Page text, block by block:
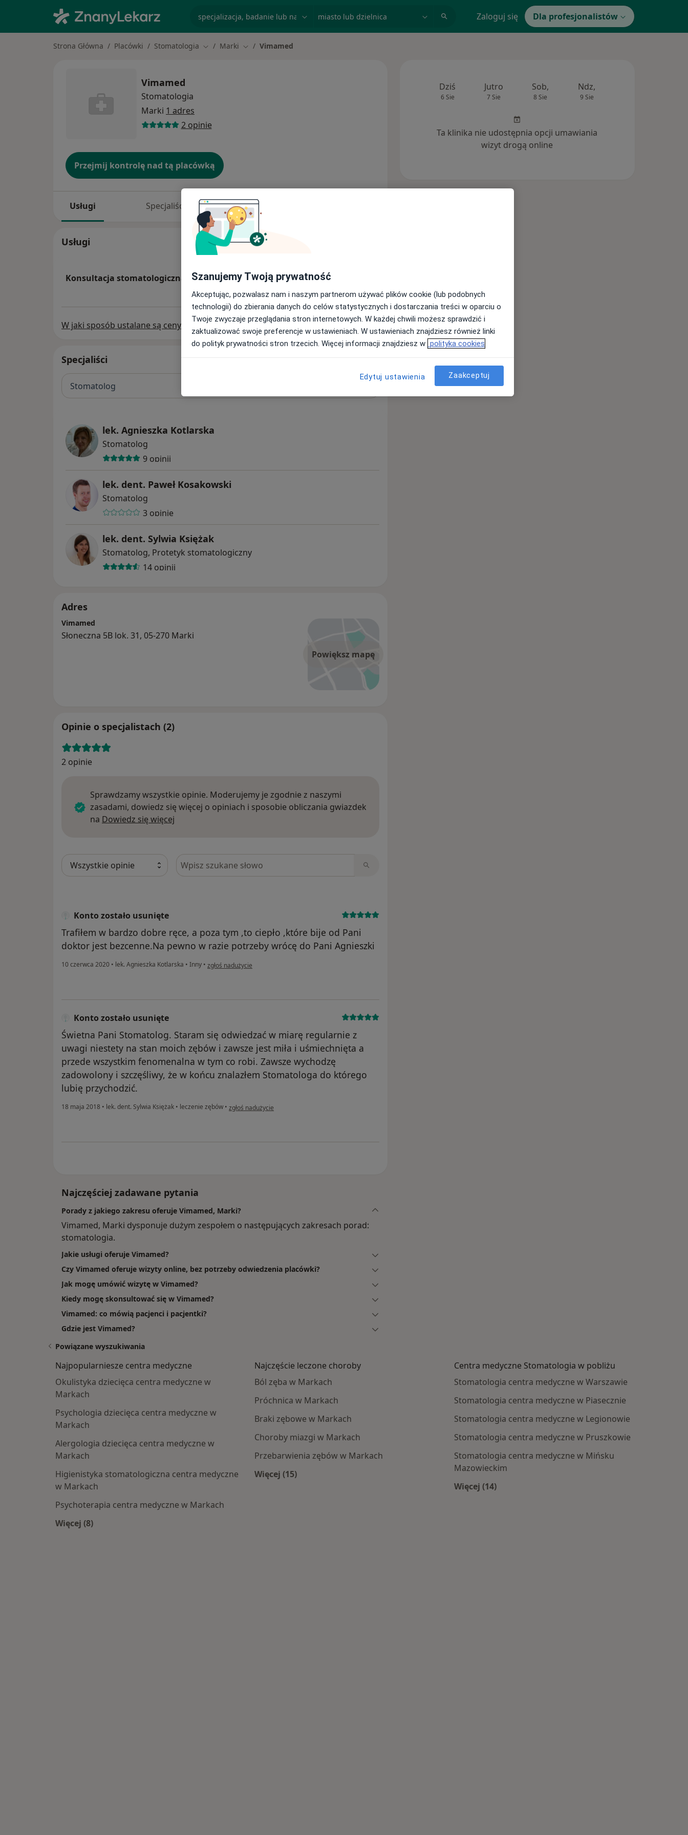
Zaloguj się Dla profesjonalistów
Strona Główna Placówki Stomatologia Zmień miasto
Marki Zmień miasto
Vimamed
Vimamed
Stomatologia
Marki 1 adres
2 opinie
Przejmij kontrolę nad tą placówką
Usługi Specjaliści Adresy
Usługi
Konsultacja stomatologiczna
W jaki sposób ustalane są ceny?
Specjaliści
Stomatolog
lek. Agnieszka Kotlarska
Stomatolog
9 opinii
lek. dent. Paweł Kosakowski
Stomatolog
3 opinie
lek. dent. Sylwia Księżak
Stomatolog, Protetyk stomatologiczny
14 opinii
Adres
Powiększ mapę
Vimamed
Słoneczna 5B lok. 31, 05-270 Marki
Opinie o specjalistach (2)
2 opinie
Sprawdzamy wszystkie opinie. Moderujemy je zgodnie z naszymi
zasadami, dowiedz się więcej o opiniach i sposobie obliczania gwiazdek
na Dowiedz się więcej
Szukaj w opiniach
Konto zostało usunięte
Trafiłem w bardzo dobre ręce, a poza tym ,to ciepło ,które bije od Pani
doktor jest bezcenne.Na pewno w razie potrzeby wrócę do Pani Agnieszki
10 czerwca 2020 • lek. Agnieszka Kotlarska • Inny • w opinii użytkownika Konto zostało usunięte
zgłoś nadużycie
Konto zostało usunięte
Świetna Pani Stomatolog. Staram się odwiedzać w miarę regularnie z
uwagi niestety na stan moich zębów i zawsze jest miła i uśmiechnięta a
przede wszystkim fenomenalna w tym co robi. Zawsze wychodzę
zadowolony i szczęśliwy, że w końcu znalazłem Stomatologa do którego
lubię przychodzić.
18 maja 2018 • lek. dent. Sylwia Księżak • leczenie zębów • w opinii użytkownika Konto zostało usunięte
zgłoś nadużycie
Najczęściej zadawane pytania
Porady z jakiego zakresu oferuje Vimamed, Marki?
Vimamed, Marki dysponuje dużym zespołem o następujących zakresach porad:
stomatologia.
Jakie usługi oferuje Vimamed?
Czy Vimamed oferuje wizyty online, bez potrzeby odwiedzenia placówki?
Jak mogę umówić wizytę w Vimamed?
Kiedy mogę skonsultować się w Vimamed?
Vimamed: co mówią pacjenci i pacjentki?
Gdzie jest Vimamed?
Dziś
6 Sie
Jutro
7 Sie
Sob,
8 Sie
Ndz,
9 Sie
Ta klinika nie udostępnia opcji umawiania
wizyt drogą online
Powiązane wyszukiwania
Najpopularniesze centra medyczne
Okulistyka dziecięca centra medyczne w
Markach
Psychologia dziecięca centra medyczne w
Markach
Alergologia dziecięca centra medyczne w
Markach
Higienistyka stomatologiczna centra medyczne
w Markach
Psychoterapia centra medyczne w Markach
Więcej (8)
Najczęście leczone choroby
Ból zęba w Markach
Próchnica w Markach
Braki zębowe w Markach
Choroby miazgi w Markach
Przebarwienia zębów w Markach
Więcej (15)
Więcej w kategorii: Najczęście leczone choroby
Centra medyczne Stomatologia w pobliżu
Stomatologia centra medyczne w Warszawie
Stomatologia centra medyczne w Piasecznie
Stomatologia centra medyczne w Legionowie
Stomatologia centra medyczne w Pruszkowie
Stomatologia centra medyczne w Mińsku
Mazowieckim
Więcej (14)
Szanujemy Twoją prywatność
Akceptując, pozwalasz nam i naszym partnerom używać plików cookie (lub podobnych
technologii) do zbierania danych do celów statystycznych i dostarczania treści w oparciu o
Twoje zwyczaje przeglądania stron internetowych. W każdej chwili możesz sprawdzić i
zaktualizować swoje preferencje w ustawieniach. W ustawieniach znajdziesz również linki
do polityk prywatności stron trzecich. Więcej informacji znajdziesz w polityka cookies
Edytuj ustawienia Zaakceptuj